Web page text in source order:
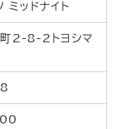
ミッドナイト
2-8-2トヨシマ